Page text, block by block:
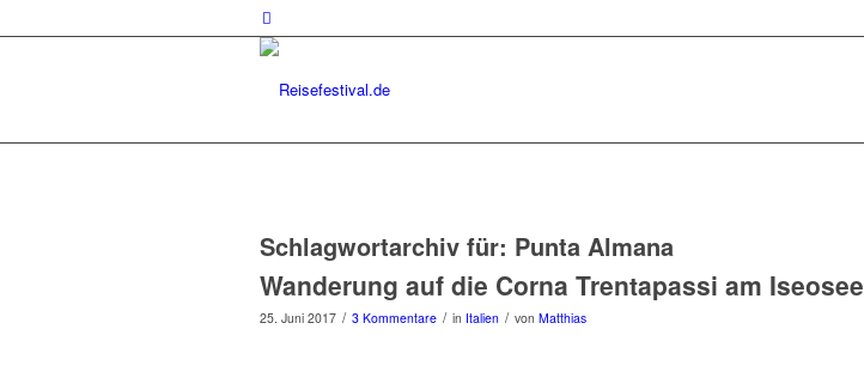
Schlagwortarchiv für: Punta Almana
Wanderung auf die Corna Trentapassi am Iseosee
25. Juni 2017 / 3 Kommentare / in Italien / von Matthias